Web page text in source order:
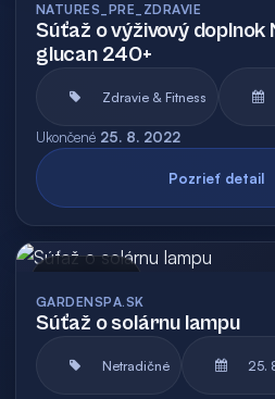
NATURES_PRE_ZDRAVIE
Súťaž o výživový
glucan 240+
Zdravie & Fitness
Ukončené 25. 8. 2022
Pozrieť detail
GARDENSPA.SK
Súťaž o solárnu lampu
Netradičné 25.